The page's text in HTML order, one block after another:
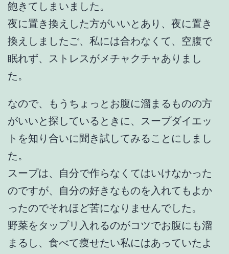
飽きてしまいました。
夜に置き換えした方がいいとあり、夜に置き
換えしましたご、私には合わなくて、空腹で
眠れず、ストレスがメチャクチャありまし
た。
なので、もうちょっとお腹に溜まるものの方
がいいと探しているときに、スープダイエッ
トを知り合いに聞き試してみることにしまし
た。
スープは、自分で作らなくてはいけなかった
のですが、自分の好きなものを入れてもよか
ったのでそれほど苦になりませんでした。
野菜をタップリ入れるのがコツでお腹にも溜
まるし、食べて痩せたい私にはあっていたよ